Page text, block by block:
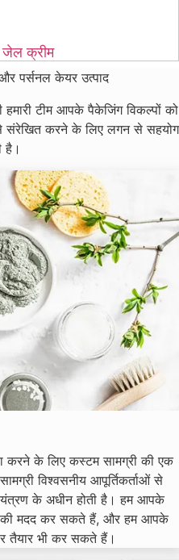
जेल क्रीम
पर्सनल केयर उत्पाद
हमारी टीम आपके पैकेजिंग विकल्पों को
संरेखित करने के लिए लगन से सहयोग
है।
करने के लिए कस्टम सामग्री की एक
विश्वसनीय आपूर्तिकर्ताओं से
के अधीन होती है। हम आपके
मदद कर सकते हैं, और हम आपके
तैयार भी कर सकते हैं।